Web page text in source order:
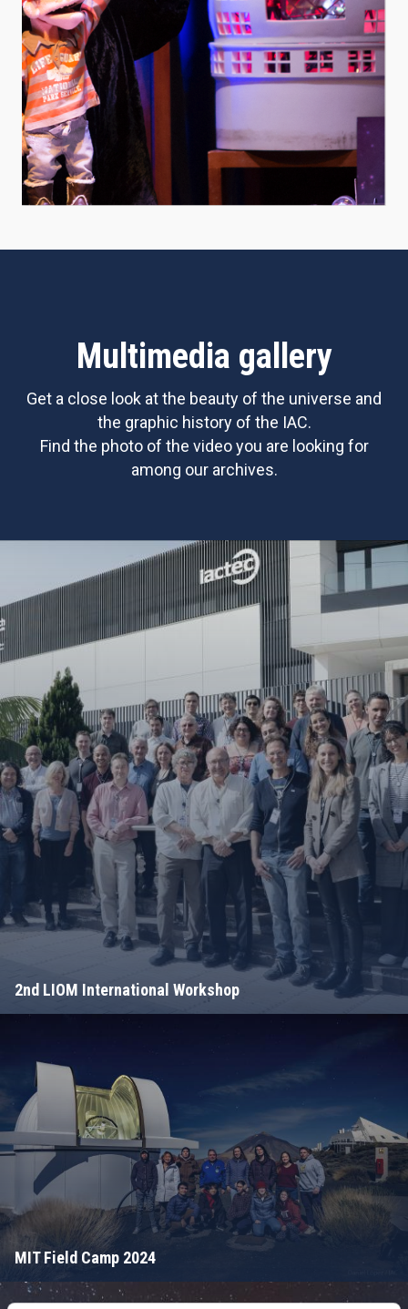
Multimedia gallery
Get a close look at the beauty of the universe and
the graphic history of the IAC.
Find the photo of the video you are looking for
among our archives.
2nd LIOM International Workshop
MIT Field Camp 2024